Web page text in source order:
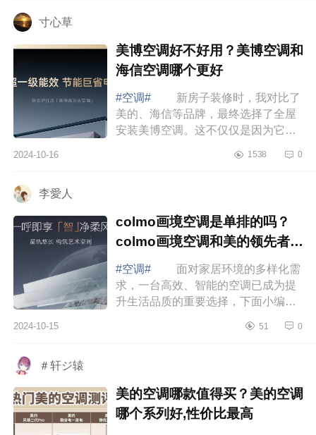
寸心草
美博空调好不好用？美博空调和
海信空调哪个更好
#空调#
新房子装修时，我对比了
美的、海信等品牌，最终选择了全屋
安装美博空调。这不仅仅是因为它的
能效果以及外观设计都让我非常满
2024-10-16 1538 0
李愛人
colmo画境空调是单排的吗？
colmo画境空调和美的领先者哪
个好
#空调#
面对家居环境的多样化需
求，一台高效、智能的空调已成为提
升生活品质的重要选择，下面小编为
吗？colmo画境空调和美的领先者哪
2024-10-15 51 0
＃轩ジ辕
美的空调哪款值得买？美的空调
哪个系列好,性价比最高